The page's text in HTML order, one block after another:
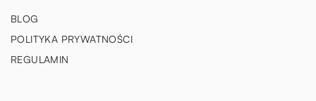
BLOG
POLITYKA PRYWATNOŚCI
REGULAMIN